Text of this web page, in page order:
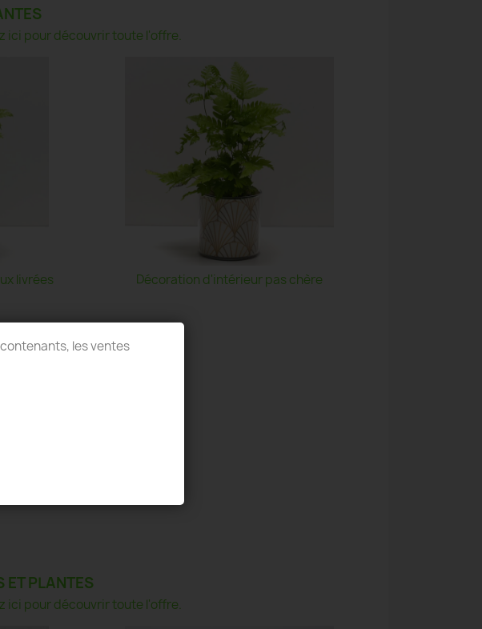
ici pour découvrir toute l'offre.
livrées
Décoration d'intérieur pas chère
ET PLANTES
ici pour découvrir toute l'offre.
les ventes